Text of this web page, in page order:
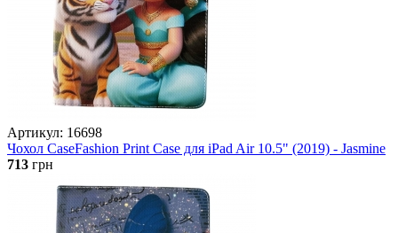
Артикул: 16698
Чохол CaseFashion Print Case для iPad Air 10.5" (2019) - Jasmine
713 грн